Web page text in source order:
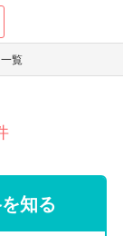
覧
知る